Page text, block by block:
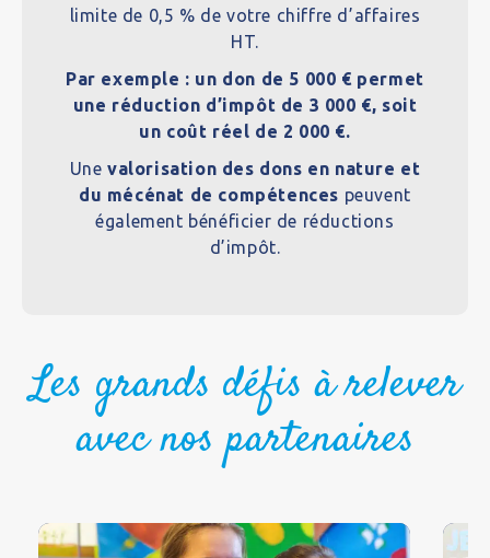
limite de 0,5 % de votre chiffre d’affaires
HT.
Par exemple : un don de 5 000 € permet
une réduction d’impôt de 3 000 €, soit
un coût réel de 2 000 €.
Une valorisation des dons en nature et
du mécénat de compétences peuvent
également bénéficier de réductions
d’impôt.
Les grands défis à relever
avec nos partenaires